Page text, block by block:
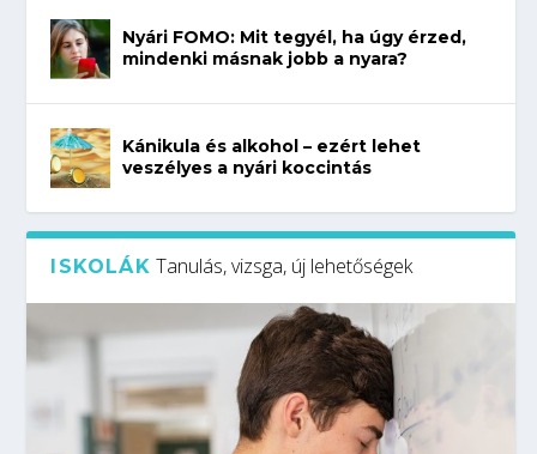
Nyári FOMO: Mit tegyél, ha úgy érzed,
mindenki másnak jobb a nyara?
Kánikula és alkohol – ezért lehet
veszélyes a nyári koccintás
ISKOLÁK Tanulás, vizsga, új lehetőségek